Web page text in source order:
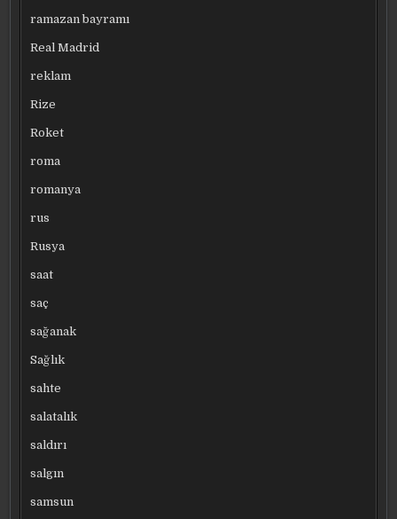
ramazan bayramı
Real Madrid
reklam
Rize
Roket
roma
romanya
rus
Rusya
saat
saç
sağanak
Sağlık
sahte
salatalık
saldırı
salgın
samsun